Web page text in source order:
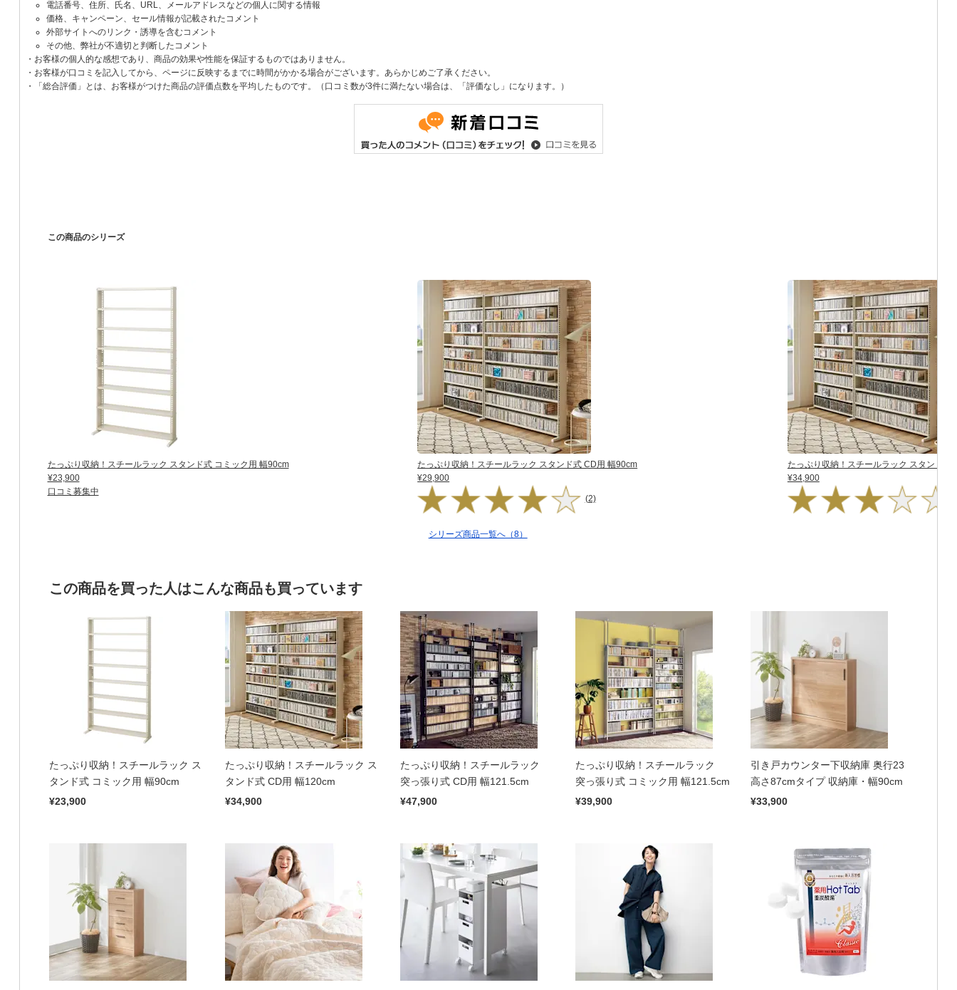
電話番号、住所、氏名、URL、メールアドレスなどの個人に関する情報
価格、キャンペーン、セール情報が記載されたコメント
外部サイトへのリンク・誘導を含むコメント
その他、弊社が不適切と判断したコメント
・お客様の個人的な感想であり、商品の効果や性能を保証するものではありません。
・お客様が口コミを記入してから、ページに反映するまでに時間がかかる場合がございます。あらかじめご了承ください。
・「総合評価」とは、お客様がつけた商品の評価点数を平均したものです。（口コミ数が3件に満たない場合は、「評価なし」になります。）
この商品のシリーズ
たっぷり収納！スチールラック スタンド式 コミック用 幅90cm
¥23,900
口コミ募集中
たっぷり収納！スチールラック スタンド式 CD用 幅90cm
¥29,900
(2)
たっぷり収納！スチールラック スタンド式
¥34,900
シリーズ商品一覧へ（8）
この商品を買った人はこんな商品も買っています
たっぷり収納！スチールラック ス
タンド式 コミック用 幅90cm
¥23,900
たっぷり収納！スチールラック ス
タンド式 CD用 幅120cm
¥34,900
たっぷり収納！スチールラック
突っ張り式 CD用 幅121.5cm
¥47,900
たっぷり収納！スチールラック
突っ張り式 コミック用 幅121.5cm
¥39,900
引き戸カウンター下収納庫 奥行23
高さ87cmタイプ 収納庫・幅90cm
¥33,900